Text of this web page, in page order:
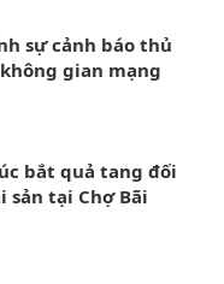
sự cảnh báo thủ
gian mạng
bắt quả tang đối
tại Chợ Bãi